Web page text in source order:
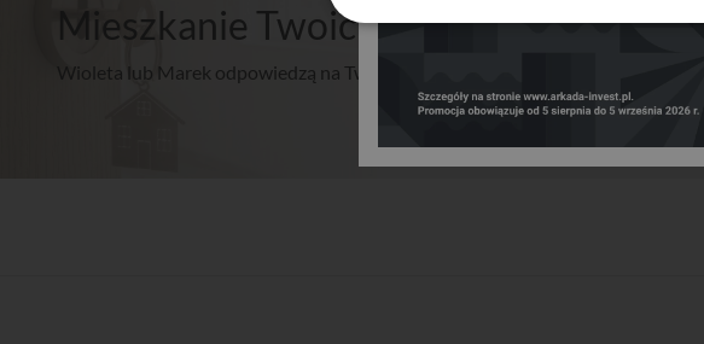
Mieszkanie Twoich marzeń? Napisz
Wioleta lub Marek odpowiedzą na Twoje pytania